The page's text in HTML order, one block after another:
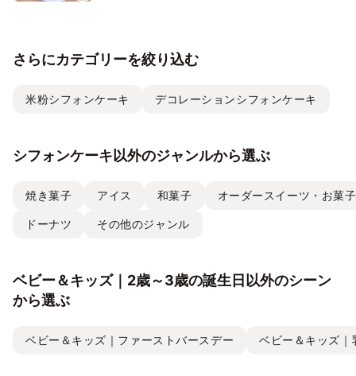
さらにカテゴリーを絞り込む
米粉シフォンケーキ デコレーションシフォンケーキ
シフォンケーキ以外のジャンルから選ぶ
焼き菓子 アイス 和菓子 オーダースイーツ・お菓子
ドーナツ その他のジャンル
ベビー＆キッズ｜2歳～3歳の誕生日以外のシーン
から選ぶ
ベビー＆キッズ｜ファーストバースデー ベビー＆キッズ｜